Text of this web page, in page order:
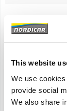
This website
We use
provide social
We also share
1,8 1,9D 2,0 2,0T
Handgeschakelde